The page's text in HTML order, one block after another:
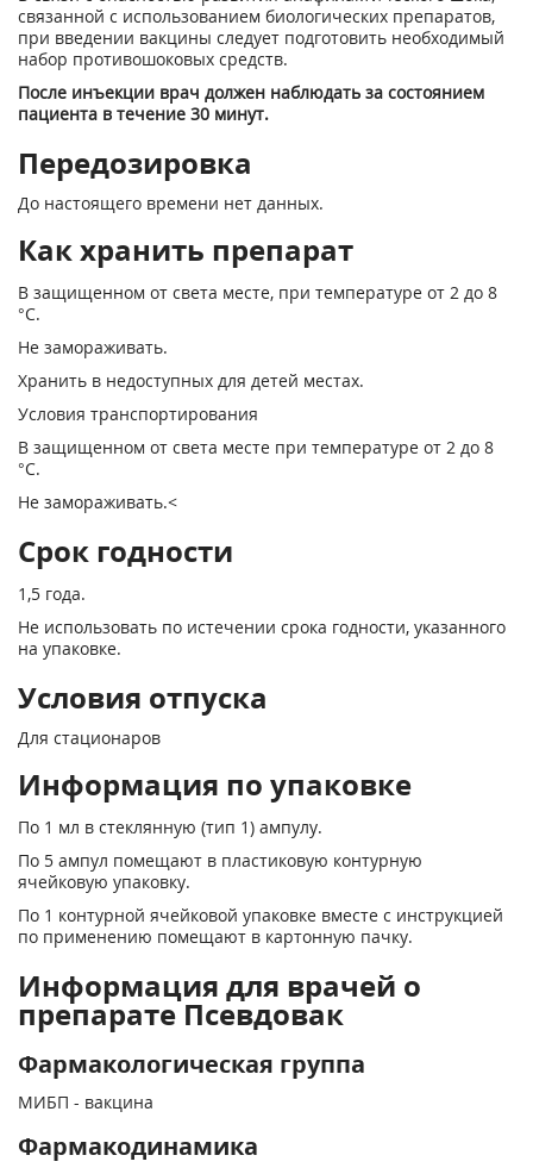
связанной с использованием биологических препаратов,
при введении вакцины следует подготовить необходимый
набор противошоковых средств.
После инъекции врач должен наблюдать за состоянием
пациента в течение 30 минут.
Передозировка
До настоящего времени нет данных.
Как хранить препарат
В защищенном от света месте, при температуре от 2 до 8
°С.
Не замораживать.
Хранить в недоступных для детей местах.
Условия транспортирования
В защищенном от света месте при температуре от 2 до 8
°С.
Не замораживать.<
Срок годности
1,5 года.
Не использовать по истечении срока годности, указанного
на упаковке.
Условия отпуска
Для стационаров
Информация по упаковке
По 1 мл в стеклянную (тип 1) ампулу.
По 5 ампул помещают в пластиковую контурную
ячейковую упаковку.
По 1 контурной ячейковой упаковке вместе с инструкцией
по применению помещают в картонную пачку.
Информация для врачей о
препарате Псевдовак
Фармакологическая группа
МИБП - вакцина
Фармакодинамика